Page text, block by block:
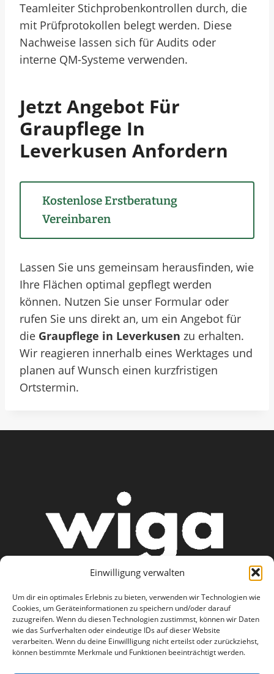
Einwilligung verwalten
Um dir ein optimales Erlebnis zu bieten, verwenden wir Technologien wie
Cookies, um Geräteinformationen zu speichern und/oder darauf
zuzugreifen. Wenn du diesen Technologien zustimmst, können wir Daten
wie das Surfverhalten oder eindeutige IDs auf dieser Website
verarbeiten. Wenn du deine Einwillligung nicht erteilst oder zurückziehst,
können bestimmte Merkmale und Funktionen beeinträchtigt werden.
Teamleiter Stichprobenkontrollen durch, die
mit Prüfprotokollen belegt werden. Diese
Nachweise lassen sich für Audits oder
interne QM-Systeme verwenden.
Jetzt Angebot Für
Graupflege In
Leverkusen Anfordern
Kostenlose Erstberatung
Vereinbaren
Lassen Sie uns gemeinsam herausfinden, wie
Ihre Flächen optimal gepflegt werden
können. Nutzen Sie unser Formular oder
rufen Sie uns direkt an, um ein Angebot für
die Graupflege in Leverkusen zu erhalten.
Wir reagieren innerhalb eines Werktages und
planen auf Wunsch einen kurzfristigen
Ortstermin.
AGB
Datenschutzerklärung
Haftungsausschluss
Impressum